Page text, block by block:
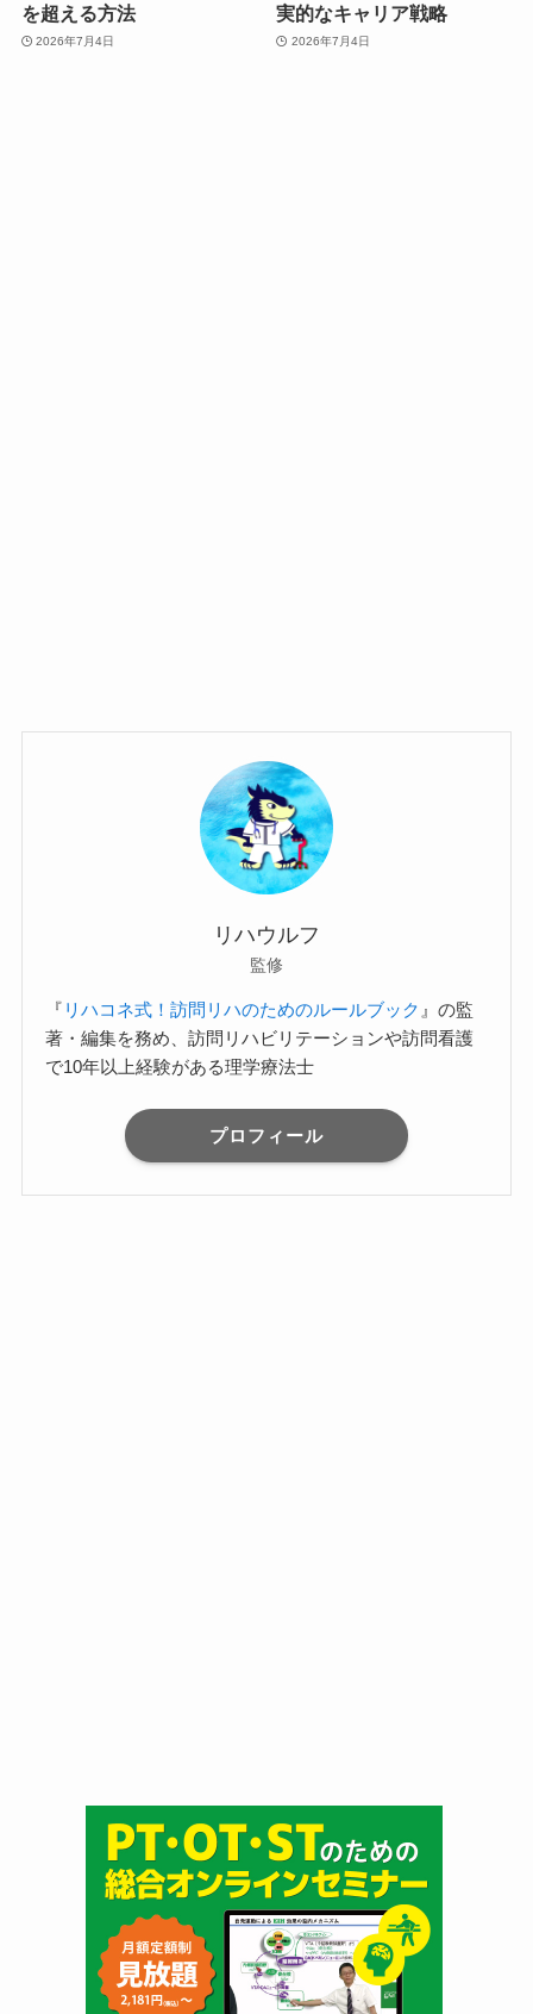
を超える方法
2026年7月4日
実的なキャリア戦略
2026年7月4日
リハウルフ
監修
『 リハコネ式！訪問リハのためのルールブック 』の監
著・編集を務め、訪問リハビリテーションや訪問看護
で10年以上経験がある理学療法士
プロフィール